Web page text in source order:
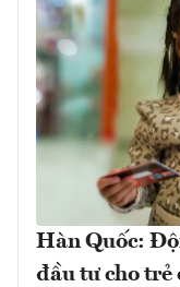
Hàn Quốc:
đầu tư cho trẻ